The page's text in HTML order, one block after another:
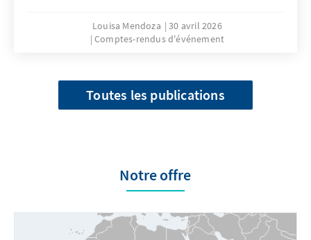
Louisa Mendoza
30 avril 2026
Comptes-rendus d'événement
Toutes les publications
Notre offre